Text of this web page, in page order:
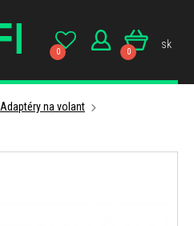
0 0
sk
Adaptéry na volant